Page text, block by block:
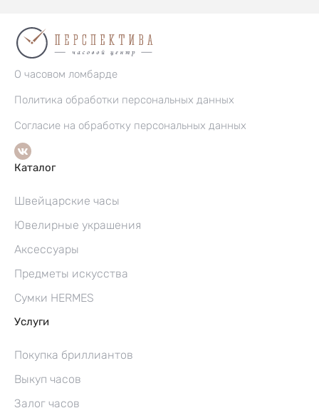
О часовом ломбарде
Политика обработки персональных данных
Согласие на обработку персональных данных
Каталог
Швейцарские часы
Ювелирные украшения
Аксессуары
Предметы искусства
Сумки HERMES
Услуги
Покупка бриллиантов
Выкуп часов
Залог часов